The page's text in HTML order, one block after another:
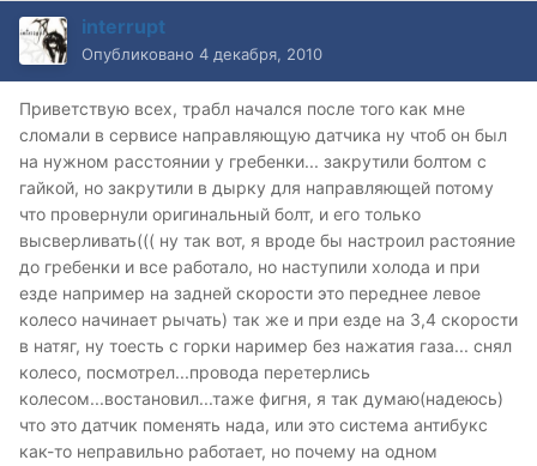
interrupt
Опубликовано 4 декабря, 2010
Приветствую всех, трабл начался после того как мне
сломали в сервисе направляющую датчика ну чтоб он был
на нужном расстоянии у гребенки... закрутили болтом с
гайкой, но закрутили в дырку для направляющей потому
что провернули оригинальный болт, и его только
высверливать((( ну так вот, я вроде бы настроил растояние
до гребенки и все работало, но наступили холода и при
езде например на задней скорости это переднее левое
колесо начинает рычать) так же и при езде на 3,4 скорости
в натяг, ну тоесть с горки наример без нажатия газа... снял
колесо, посмотрел...провода перетерлись
колесом...востановил...таже фигня, я так думаю(надеюсь)
что это датчик поменять нада, или это система антибукс
как-то неправильно работает, но почему на одном